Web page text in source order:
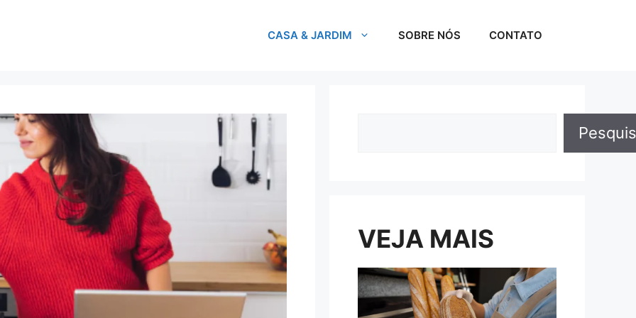
CASA & JARDIM SOBRE NÓS CONTATO
VEJA MAIS